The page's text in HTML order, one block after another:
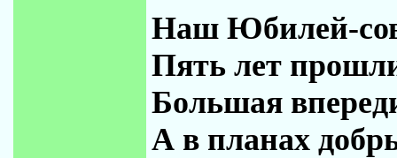
Наш Юбилей-
Пять лет
Большая
А в планах